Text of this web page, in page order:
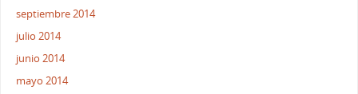
septiembre 2014
julio 2014
junio 2014
mayo 2014